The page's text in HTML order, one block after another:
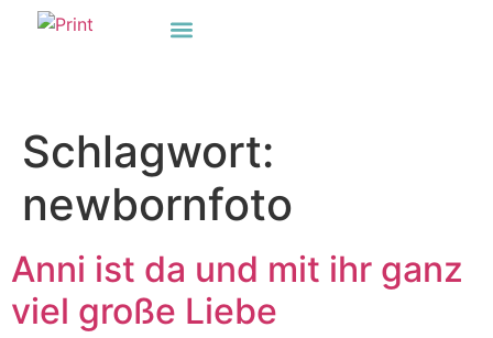
Schlagwort:
newbornfoto
Anni ist da und mit ihr ganz
viel große Liebe